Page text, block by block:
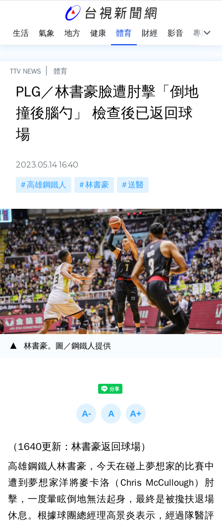
生活 氣象 地方 健康 體育 財經 影音 專題
TTV NEWS 體育
PLG／林書豪臉遭肘擊「倒地
撞後腦勺」 檢查後已返回球
場
2023.05.14 16:40
高雄鋼鐵人 林書豪 送醫
林書豪。圖／鋼鐵人提供
（1640更新：林書豪返回球場）
高雄鋼鐵人林書豪，今天在碰上夢想家的比賽中
遭到夢想家洋將麥卡洛（Chris McCullough）肘
擊，一度暈眩倒地無法起身，最終是被攙扶退場
休息。根據球團總經理高景炎表示，經過隊醫評